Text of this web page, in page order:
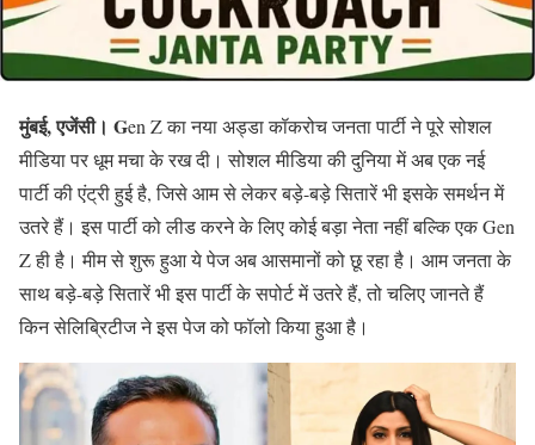
मुंबई, एजेंसी। Gen Z का नया अड्डा कॉकरोच जनता पार्टी ने पूरे सोशल
मीडिया पर धूम मचा के रख दी। सोशल मीडिया की दुनिया में अब एक नई
पार्टी की एंट्री हुई है, जिसे आम से लेकर बड़े-बड़े सितारें भी इसके समर्थन में
उतरे हैं। इस पार्टी को लीड करने के लिए कोई बड़ा नेता नहीं बल्कि एक Gen
Z ही है। मीम से शुरू हुआ ये पेज अब आसमानों को छू रहा है। आम जनता के
साथ बड़े-बड़े सितारें भी इस पार्टी के सपोर्ट में उतरे हैं, तो चलिए जानते हैं
किन सेलिब्रिटीज ने इस पेज को फॉलो किया हुआ है।